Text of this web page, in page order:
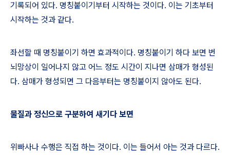
기록되어 있다. 명칭붙이기부터 시작하는 것이다. 이는 기초부터
시작하는 것과 같다.
좌선할 때 명칭붙이기 하면 효과적이다. 명칭붙이기 하다 보면 번
뇌망상이 일어나지 않고 어느 정도 시간이 지나면 삼매가 형성된
다. 삼매가 형성되면 그 다음부터는 명칭붙이지 않아도 된다.
물질과 정신으로 구분하여 새기다 보면
위빠사나 수행은 직접 하는 것이다. 이는 들어서 아는 것과 다르다.